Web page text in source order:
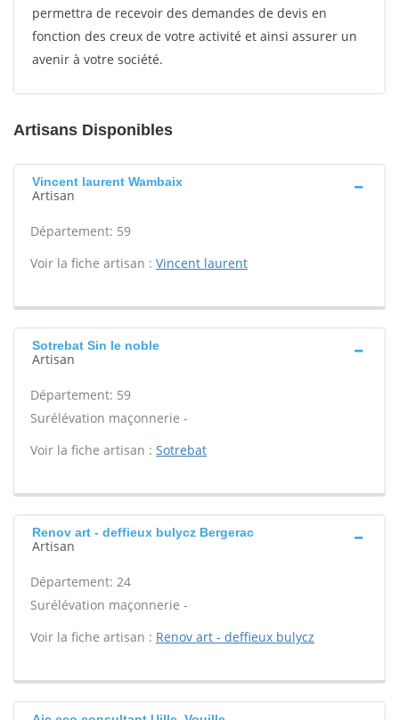
permettra de recevoir des demandes de devis en
fonction des creux de votre activité et ainsi assurer un
avenir à votre société.
Artisans Disponibles
Vincent laurent Wambaix
Artisan
Département: 59
Voir la fiche artisan : Vincent laurent
Sotrebat Sin le noble
Artisan
Département: 59
Surélévation maçonnerie -
Voir la fiche artisan : Sotrebat
Renov art - deffieux bulycz Bergerac
Artisan
Département: 24
Surélévation maçonnerie -
Voir la fiche artisan : Renov art - deffieux bulycz